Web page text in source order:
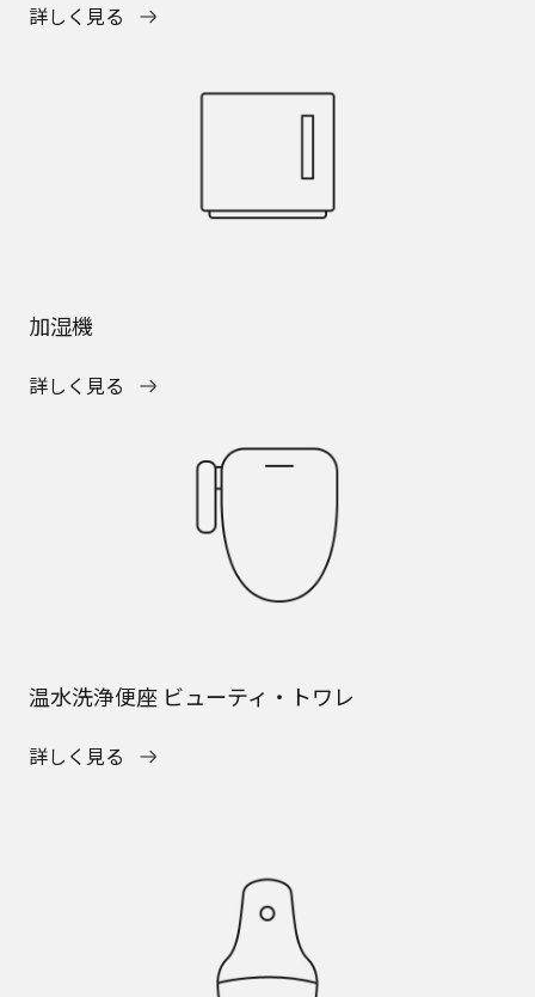
詳しく見る
加湿機
詳しく見る
温水洗浄便座 ビューティ・トワレ
詳しく見る